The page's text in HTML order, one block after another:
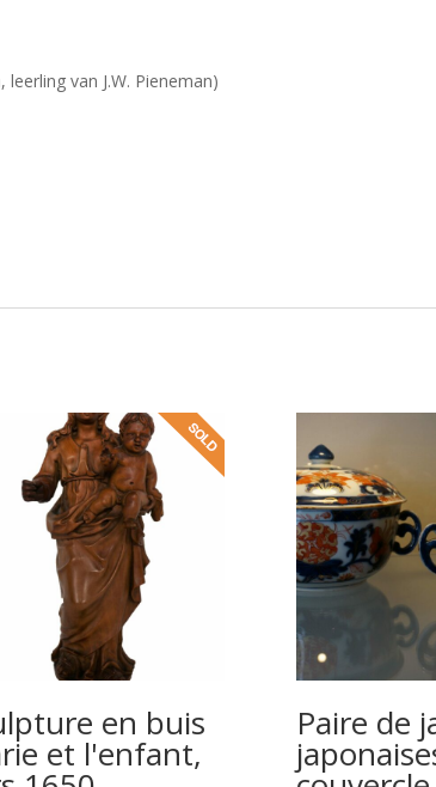
van J.W. Pieneman)
en buis
et l'enfant,
Paire de